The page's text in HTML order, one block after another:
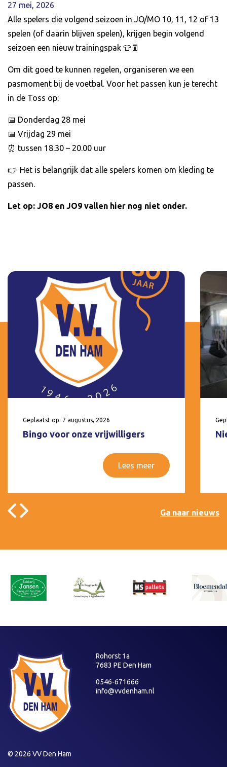
27 mei, 2026
Alle spelers die volgend seizoen in JO/MO 10, 11, 12 of 13
spelen (of daarin blijven spelen), krijgen begin volgend
seizoen een nieuw trainingspak 👕👖
Om dit goed te kunnen regelen, organiseren we een
pasmoment bij de voetbal. Voor het passen kun je terecht
in de Toss op:
📅 Donderdag 28 mei
📅 Vrijdag 29 mei
⏰ tussen 18.30 – 20.00 uur
👉 Het is belangrijk dat alle spelers komen om kleding te
passen.
Let op: JO8 en JO9 vallen hier nog niet onder.
Geplaatst op: 7 augustus, 2026
Bingo voor onze vrijwilligers
Lees meer
Ga naar nieuws
Rohorst 1a
7683 PE Den Ham
0546-671666
info@vvdenham.nl
© 2026 VV Den Ham